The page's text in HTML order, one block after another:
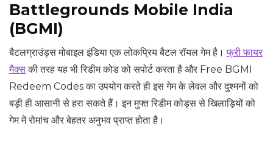
Battlegrounds Mobile India
(BGMI)
बैटलग्राउंड्स मोबाइल इंडिया एक लोकप्रिय बैटल रॉयल गेम है।फ्री फायर
मैक्सकी तरह यह भी रिडीम कोड को सपोर्ट करता है और Free BGMI
Redeem Codes का उपयोग करते ही इस गेम के लेवल और दुश्मनों को
बड़ी ही आसानी से हरा सकते हैं। इन मुफ्त रिडीम कोड्स से खिलाड़ियों को
गेम में रोमांच और बेहतर अनुभव प्राप्त होता है।